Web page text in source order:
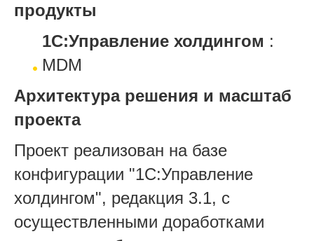
продукты
1С:Управление холдингом :
MDM
Архитектура решения и масштаб
проекта
Проект реализован на базе
конфигурации "1С:Управление
холдингом", редакция 3.1, с
осуществленными доработками